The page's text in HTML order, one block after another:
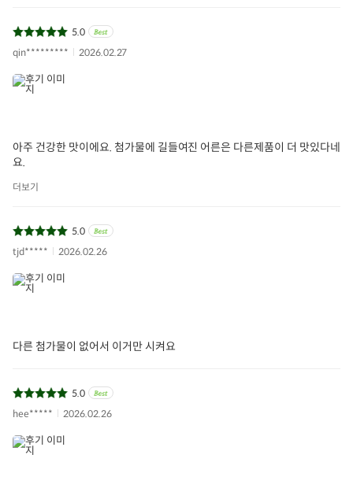
5.0
qin*********
2026.02.27
아주 건강한 맛이에요. 첨가물에 길들여진 어른은 다른제품이 더 맛있다네
요.
더보기
5.0
tjd*****
2026.02.26
다른 첨가물이 없어서 이거만 시켜요
5.0
hee*****
2026.02.26